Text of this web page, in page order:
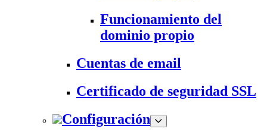
Funcionamiento del
dominio propio
Cuentas de email
Certificado de seguridad SSL
Configuración